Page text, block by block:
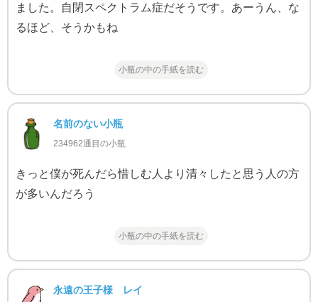
ました。自閉スペクトラム症だそうです。あーうん、な
るほど、そうかもね
小瓶の中の手紙を読む
名前のない小瓶
234962通目の小瓶
きっと僕が死んだら惜しむ人より清々したと思う人の方
が多いんだろう
小瓶の中の手紙を読む
永遠の王子様 レイ